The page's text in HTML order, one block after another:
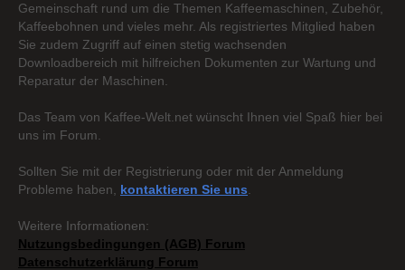
Gemeinschaft rund um die Themen Kaffeemaschinen, Zubehör,
Kaffeebohnen und vieles mehr. Als registriertes Mitglied haben
Sie zudem Zugriff auf einen stetig wachsenden
Downloadbereich mit hilfreichen Dokumenten zur Wartung und
Reparatur der Maschinen.
Das Team von Kaffee-Welt.net wünscht Ihnen viel Spaß hier bei
uns im Forum.
Sollten Sie mit der Registrierung oder mit der Anmeldung
Probleme haben, kontaktieren Sie uns
Weitere Informationen:
Nutzungsbedingungen (AGB) Forum
Datenschutzerklärung Forum